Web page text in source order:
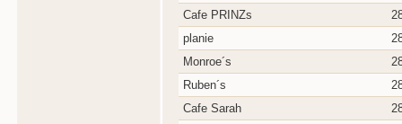
Cafe PRINZs
planie
Monroe´s
Ruben´s
Cafe Sarah